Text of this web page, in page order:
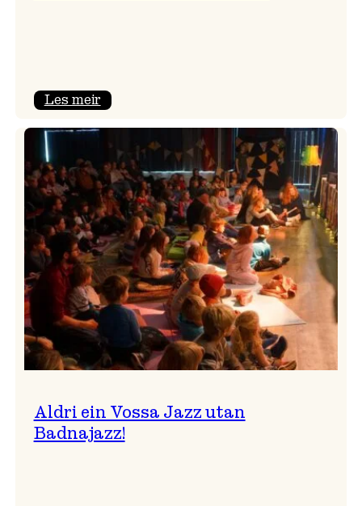
Les meir:
Band
Osasalen
Aldri ein Vossa Jazz utan
Badnajazz!